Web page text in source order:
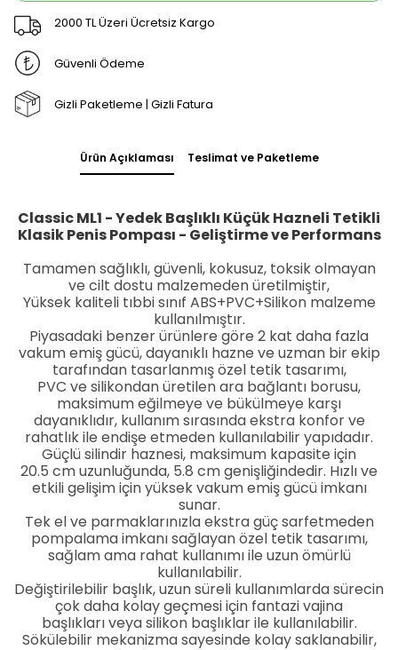
2000 TL Üzeri Ücretsiz Kargo
Güvenli Ödeme
Gizli Paketleme | Gizli Fatura
Ürün Açıklaması Teslimat ve Paketleme
Classic ML1 - Yedek Başlıklı Küçük Hazneli Tetikli
Klasik Penis Pompası - Geliştirme ve Performans
Tamamen sağlıklı, güvenli, kokusuz, toksik olmayan
ve cilt dostu malzemeden üretilmiştir,
Yüksek kaliteli tıbbi sınıf ABS+PVC+Silikon malzeme
kullanılmıştır.
Piyasadaki benzer ürünlere göre 2 kat daha fazla
vakum emiş gücü, dayanıklı hazne ve uzman bir ekip
tarafından tasarlanmış özel tetik tasarımı,
PVC ve silikondan üretilen ara bağlantı borusu,
maksimum eğilmeye ve bükülmeye karşı
dayanıklıdır, kullanım sırasında ekstra konfor ve
rahatlık ile endişe etmeden kullanılabilir yapıdadır.
Güçlü silindir haznesi, maksimum kapasite için
20.5 cm uzunluğunda, 5.8 cm genişliğindedir. Hızlı ve
etkili gelişim için yüksek vakum emiş gücü imkanı
sunar.
Tek el ve parmaklarınızla ekstra güç sarfetmeden
pompalama imkanı sağlayan özel tetik tasarımı,
sağlam ama rahat kullanımı ile uzun ömürlü
kullanılabilir.
Değiştirilebilir başlık, uzun süreli kullanımlarda sürecin
çok daha kolay geçmesi için fantazi vajina
başlıkları veya silikon başlıklar ile kullanılabilir.
Sökülebilir mekanizma sayesinde kolay saklanabilir,